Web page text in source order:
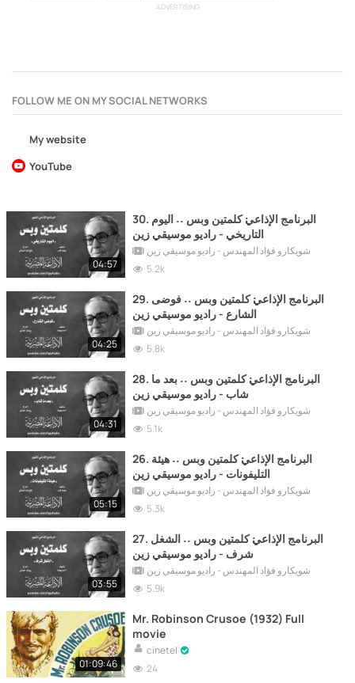
ADVERTISING
FOLLOW ME ON MY SOCIAL NETWORKS
My website
YouTube
04:57
30. البرنامج الإذاعي׃ كلمتين وبس ˖˖ اليوم
التاريخي - راديو موسيقي زين
شويكارو فؤاد المهندس - راديو موسيقي زين
5.2k
04:25
29. البرنامج الإذاعي׃ كلمتين وبس ˖˖ فوضى
الشارع - راديو موسيقي زين
شويكارو فؤاد المهندس - راديو موسيقي زين
5.8k
04:31
28. البرنامج الإذاعي׃ كلمتين وبس ˖˖ بعد ما
شاب - راديو موسيقي زين
شويكارو فؤاد المهندس - راديو موسيقي زين
5.1k
05:15
26. البرنامج الإذاعي׃ كلمتين وبس ˖˖ هيئة
التليفونات - راديو موسيقي زين
شويكارو فؤاد المهندس - راديو موسيقي زين
5.3k
03:55
27. البرنامج الإذاعي׃ كلمتين وبس ˖˖ الشغل
شرف - راديو موسيقي زين
شويكارو فؤاد المهندس - راديو موسيقي زين
5.9k
01:09:46
Mr. Robinson Crusoe (1932) Full
movie
cinetel
24